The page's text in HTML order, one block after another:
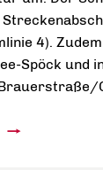
4).
Spöck und